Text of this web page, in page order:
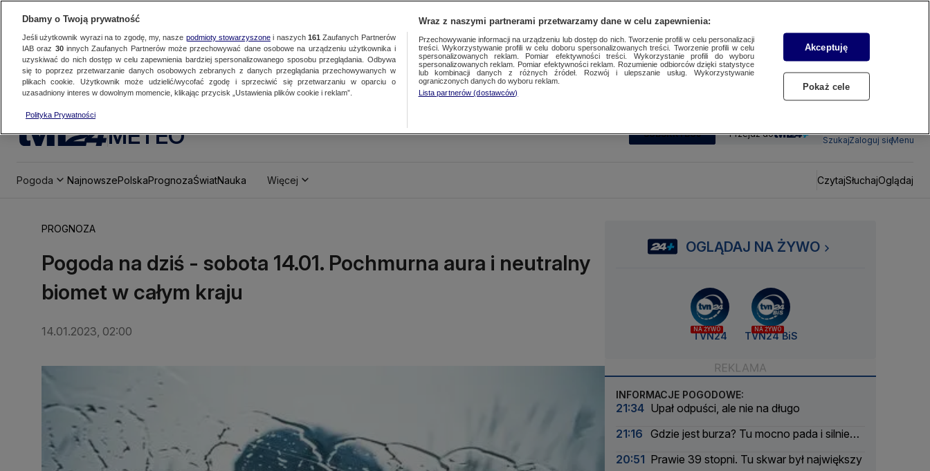
METEO SUBSKRYBUJ Przejdź do
SzukajZaloguj sięMenu
Pogoda NajnowszePolskaPrognozaŚwiatNauka Więcej CzytajSłuchajOglądaj
PROGNOZA
Pogoda na dziś - sobota 14.01. Pochmurna aura i neutralny
biomet w całym kraju
14.01.2023, 02:00
OGLĄDAJ NA ŻYWO
NA ŻYWO
TVN24
NA ŻYWO
TVN24 BiS
INFORMACJE POGODOWE:
21:34 Upał odpuści, ale nie na długo
21:16 Gdzie jest burza? Tu mocno pada i silnie
20:51 Prawie 39 stopni. Tu skwar był największy
Dbamy o Twoją prywatność
Jeśli użytkownik wyrazi na to zgodę, my, nasze podmioty stowarzyszonei naszych 161 Zaufanych Partnerów
IAB oraz 30innych Zaufanych Partnerów może przechowywać dane osobowe na urządzeniu użytkownika i
uzyskiwać do nich dostęp w celu zapewnienia bardziej spersonalizowanego sposobu przeglądania. Odbywa
się to poprzez przetwarzanie danych osobowych zebranych z danych przeglądania przechowywanych w
plikach cookie. Użytkownik może udzielić/wycofać zgodę i sprzeciwić się przetwarzaniu w oparciu o
uzasadniony interes w dowolnym momencie, klikając przycisk „Ustawienia plików cookie i reklam”.
Polityka Prywatności
Wraz z naszymi partnerami przetwarzamy dane w celu zapewnienia:
Przechowywanie informacji na urządzeniu lub dostęp do nich. Tworzenie profili w celu personalizacji
treści. Wykorzystywanie profili w celu doboru spersonalizowanych treści. Tworzenie profili w celu
spersonalizowanych reklam. Pomiar efektywności treści. Wykorzystanie profili do wyboru
spersonalizowanych reklam. Pomiar efektywności reklam. Rozumienie odbiorców dzięki statystyce
lub kombinacji danych z różnych źródeł. Rozwój i ulepszanie usług. Wykorzystywanie
ograniczonych danych do wyboru reklam.
Lista partnerów (dostawców)
Akceptuję
Pokaż cele